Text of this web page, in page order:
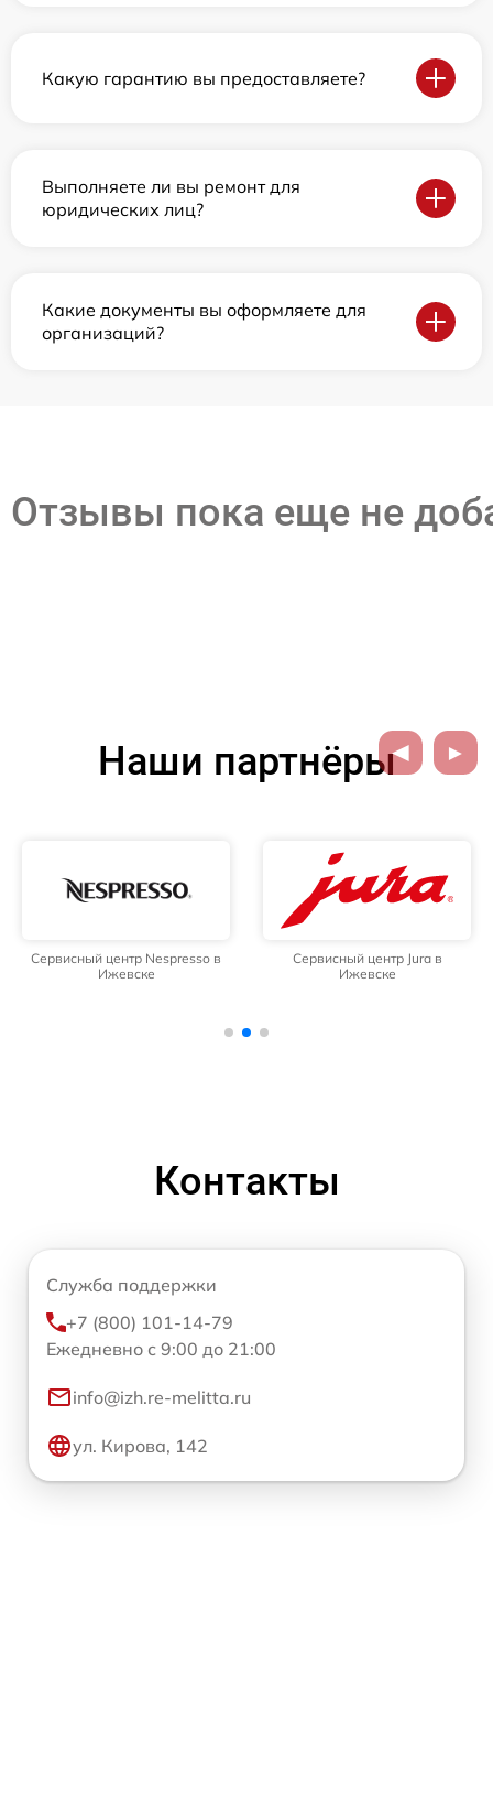
Какую гарантию вы предоставляете?
Выполняете ли вы ремонт для
юридических лиц?
Какие документы вы оформляете для
организаций?
Отзывы пока еще не
Наши партнёры
Сервисный центр Nespresso в
Ижевске
Сервисный центр Jura в
Ижевске
Контакты
Служба поддержки
+7 (800) 101-14-79
Ежедневно с 9:00 до 21:00
info@izh.re-melitta.ru
ул. Кирова, 142